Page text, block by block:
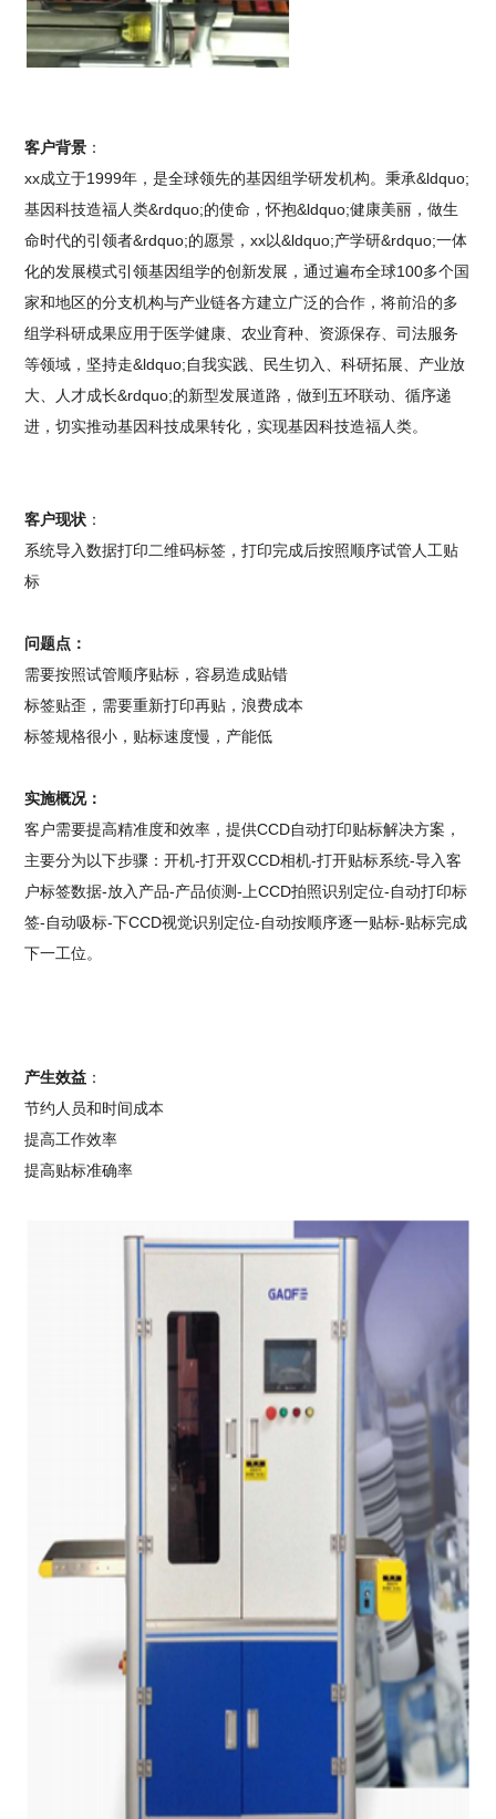
客户背景 ：
xx成立于1999年，是全球领先的基因组学研发机构。秉承&ldquo;
基因科技造福人类&rdquo;的使命，怀抱&ldquo;健康美丽，做生
命时代的引领者&rdquo;的愿景，xx以&ldquo;产学研&rdquo;一体
化的发展模式引领基因组学的创新发展，通过遍布全球100多个国
家和地区的分支机构与产业链各方建立广泛的合作，将前沿的多
组学科研成果应用于医学健康、农业育种、资源保存、司法服务
等领域，坚持走&ldquo;自我实践、民生切入、科研拓展、产业放
大、人才成长&rdquo;的新型发展道路，做到五环联动、循序递
进，切实推动基因科技成果转化，实现基因科技造福人类。
客户现状 ：
系统导入数据打印二维码标签，打印完成后按照顺序试管人工贴
标
问题点：
需要按照试管顺序贴标，容易造成贴错
标签贴歪，需要重新打印再贴，浪费成本
标签规格很小，贴标速度慢，产能低
实施概况：
客户需要提高精准度和效率，提供CCD自动打印贴标解决方案，
主要分为以下步骤：开机-打开双CCD相机-打开贴标系统-导入客
户标签数据-放入产品-产品侦测-上CCD拍照识别定位-自动打印标
签-自动吸标-下CCD视觉识别定位-自动按顺序逐一贴标-贴标完成
下一工位。
产生效益 ：
节约人员和时间成本
提高工作效率
提高贴标准确率